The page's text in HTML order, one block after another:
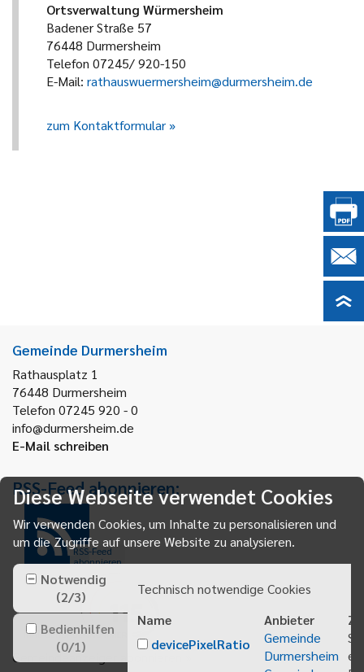
Ortsverwaltung Würmersheim
Badener Straße 57
76448 Durmersheim
Telefon 07245/ 920-150
E-Mail: rathauswuermersheim@durmersheim.de
zum Kontaktformular
Gemeinde Durmersheim
Rathausplatz 1
76448 Durmersheim
Telefon 07245 920 - 0
info@durmersheim.de
E-Mail schreiben
RSS-Feed abonnieren:
RSS-Feed
abonnieren
Gemeindeanzeiger abonnieren
Diese Webseite verwendet Cookies
Wir verwenden Cookies, um Inhalte zu personalisieren und
um die Zugriffe auf unsere Website zu analysieren.
Notwendig
(2/3)
Bedienhilfen
(0/1)
Technisch notwendige Cookies
Name
Anbieter
devicePixelRatio
Gemeinde
Durmersheim